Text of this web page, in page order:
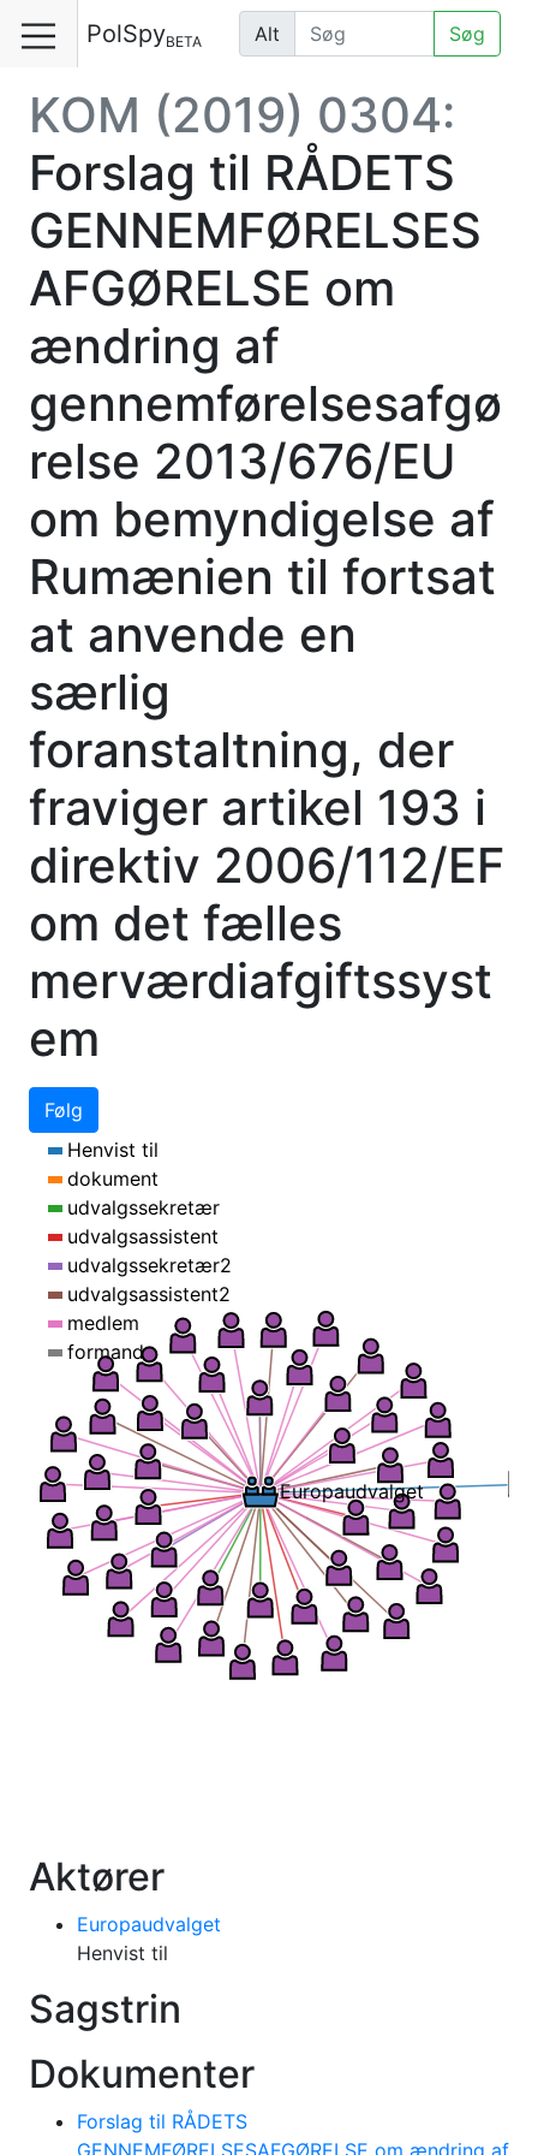
PolSpyBETA Alt Søg
KOM (2019) 0304:
Forslag til RÅDETS
GENNEMFØRELSES
AFGØRELSE om
ændring af
gennemførelsesafgø
relse 2013/676/EU
om bemyndigelse af
Rumænien til fortsat
at anvende en
særlig
foranstaltning, der
fraviger artikel 193 i
direktiv 2006/112/EF
om det fælles
merværdiafgiftssyst
em
Følg
Europaudvalget
Henvist til
dokument
udvalgssekretær
udvalgsassistent
udvalgssekretær2
udvalgsassistent2
medlem
formand
Aktører
Europaudvalget
Henvist til
Sagstrin
Dokumenter
Forslag til RÅDETS
GENNEMFØRELSESAFGØRELSE om ændring af